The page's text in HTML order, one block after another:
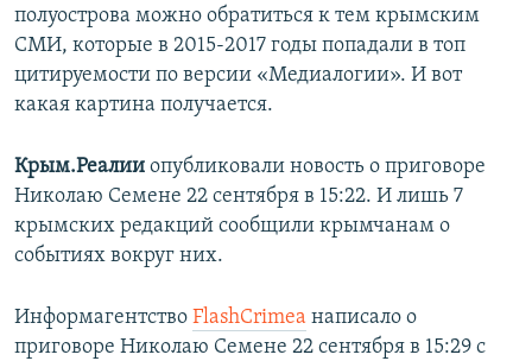
полуострова можно обратиться к тем крымским
СМИ, которые в 2015-2017 годы попадали в топ
цитируемости по версии «Медиалогии». И вот
какая картина получается.
Крым.Реалии опубликовали новость о приговоре
Николаю Семене 22 сентября в 15:22. И лишь 7
крымских редакций сообщили крымчанам о
событиях вокруг них.
Информагентство FlashCrimea написало о
приговоре Николаю Семене 22 сентября в 15:29 с